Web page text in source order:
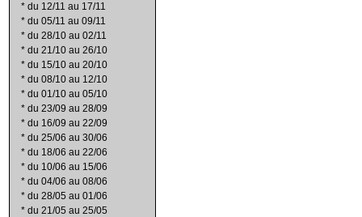
* du 12/11 au 17/11
* du 05/11 au 09/11
* du 28/10 au 02/11
* du 21/10 au 26/10
* du 15/10 au 20/10
* du 08/10 au 12/10
* du 01/10 au 05/10
* du 23/09 au 28/09
* du 16/09 au 22/09
* du 25/06 au 30/06
* du 18/06 au 22/06
* du 10/06 au 15/06
* du 04/06 au 08/06
* du 28/05 au 01/06
* du 21/05 au 25/05